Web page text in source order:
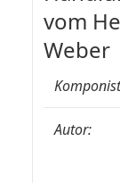
vom
Weber
Autor: